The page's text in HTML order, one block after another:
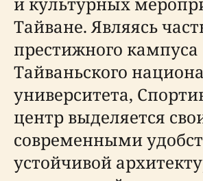
Тайване. Являясь
престижного кампуса
Тайваньского
университета,
центр выделяется
современными
устойчивой